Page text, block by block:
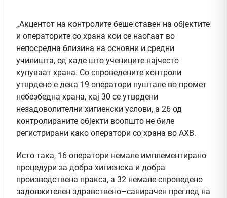
„Акцентот на контролите беше ставен на објектите
и операторите со храна кои се наоѓаат во
непосредна близина на основни и средни
училишта, од каде што учениците најчесто
купуваат храна. Со спроведените контроли
утврдено е дека 19 оператори пуштале во промет
небезбедна храна, кај 30 се утврдени
незадоволителни хигиенски услови, а 26 од
контролираните објекти воопшто не биле
регистрирани како оператори со храна во АХВ.
Исто така, 16 оператори немале имплементирано
процедури за добра хигиенска и добра
производствена пракса, а 32 немале спроведено
задолжителен здравствено–санирачен преглед на